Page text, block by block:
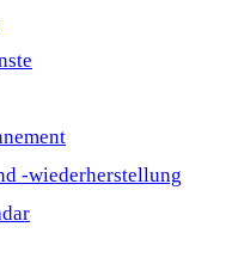
-wiederherstellung